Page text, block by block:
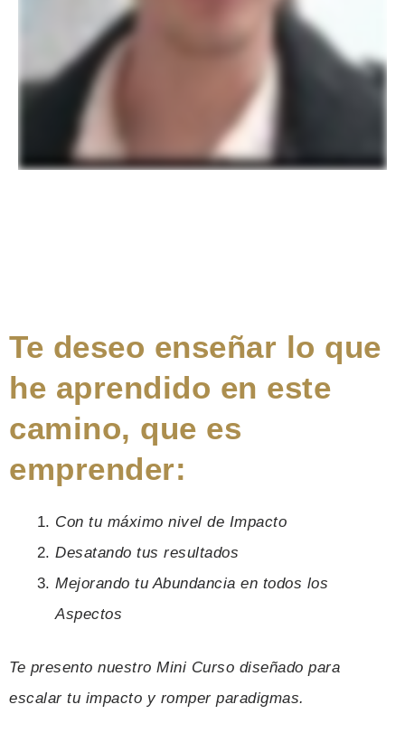
Te deseo enseñar lo que
he aprendido en este
camino, que es
emprender:
Con tu máximo nivel de Impacto
Desatando tus resultados
Mejorando tu Abundancia en todos los
Aspectos
Te presento nuestro Mini Curso diseñado para
escalar tu impacto y romper paradigmas.